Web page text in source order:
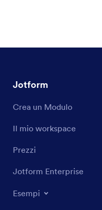
Jotform
Crea un Modulo
Il mio workspace
Prezzi
Jotform Enterprise
Esempi